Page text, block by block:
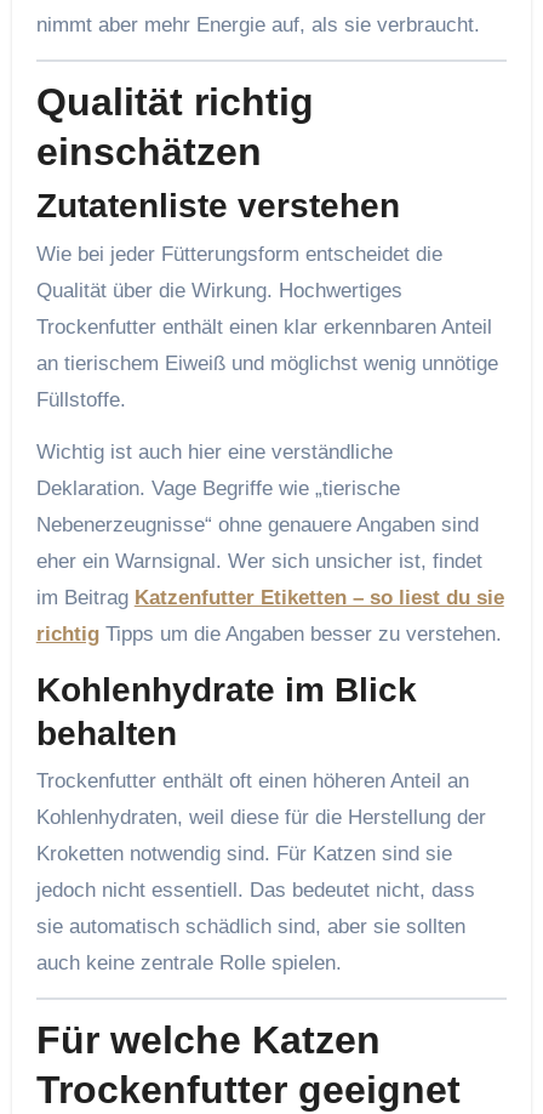
nimmt aber mehr Energie auf, als sie verbraucht.
Qualität richtig
einschätzen
Zutatenliste verstehen
Wie bei jeder Fütterungsform entscheidet die
Qualität über die Wirkung. Hochwertiges
Trockenfutter enthält einen klar erkennbaren Anteil
an tierischem Eiweiß und möglichst wenig unnötige
Füllstoffe.
Wichtig ist auch hier eine verständliche
Deklaration. Vage Begriffe wie „tierische
Nebenerzeugnisse“ ohne genauere Angaben sind
eher ein Warnsignal. Wer sich unsicher ist, findet
im Beitrag Katzenfutter Etiketten – so liest du sie
richtigTipps um die Angaben besser zu verstehen.
Kohlenhydrate im Blick
behalten
Trockenfutter enthält oft einen höheren Anteil an
Kohlenhydraten, weil diese für die Herstellung der
Kroketten notwendig sind. Für Katzen sind sie
jedoch nicht essentiell. Das bedeutet nicht, dass
sie automatisch schädlich sind, aber sie sollten
auch keine zentrale Rolle spielen.
Für welche Katzen
Trockenfutter geeignet